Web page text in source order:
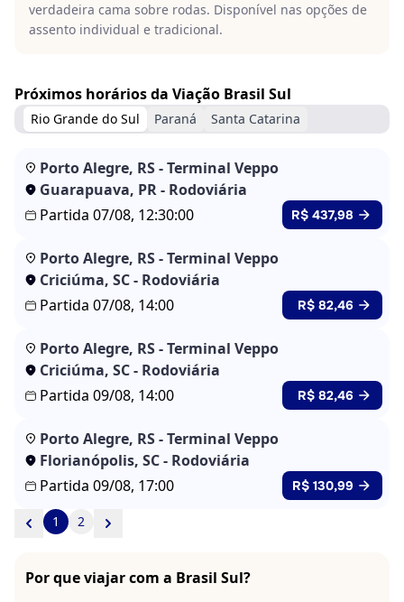
verdadeira cama sobre rodas. Disponível nas opções de
assento individual e tradicional.
Próximos horários da Viação Brasil Sul
Rio Grande do Sul Paraná Santa Catarina
Porto Alegre, RS - Terminal Veppo
Guarapuava, PR - Rodoviária
Partida 07/08, 12:30:00
R$ 437,98
Porto Alegre, RS - Terminal Veppo
Criciúma, SC - Rodoviária
Partida 07/08, 14:00
R$ 82,46
Porto Alegre, RS - Terminal Veppo
Criciúma, SC - Rodoviária
Partida 09/08, 14:00
R$ 82,46
Porto Alegre, RS - Terminal Veppo
Florianópolis, SC - Rodoviária
Partida 09/08, 17:00
R$ 130,99
1 2
Por que viajar com a Brasil Sul?